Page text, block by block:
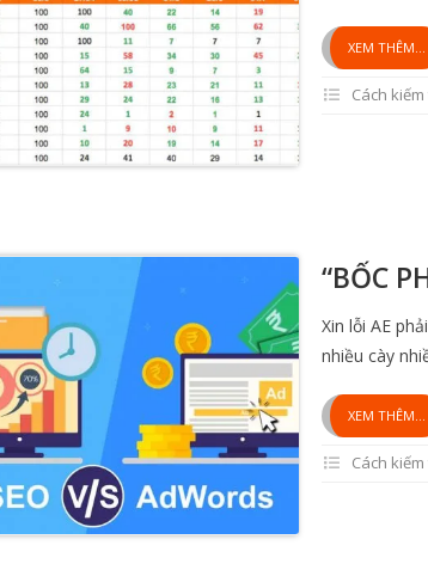
XEM THÊM...
Cách
“BỐC
Xin lỗi AE
nhiều cày
XEM THÊM...
Cách